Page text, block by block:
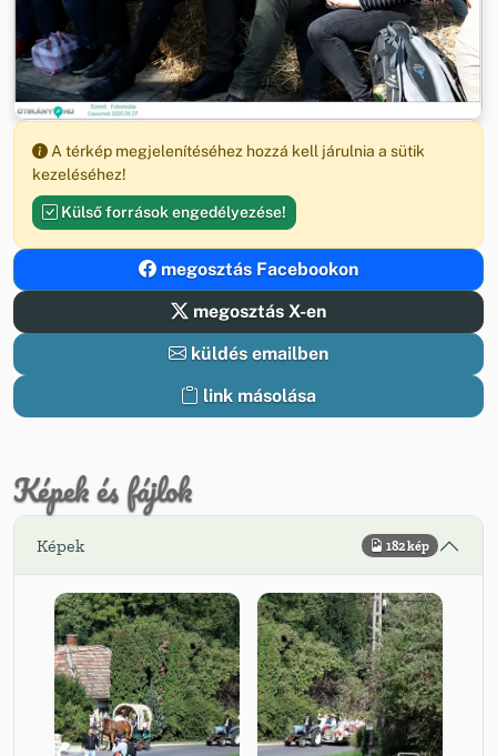
A térkép megjelenítéséhez hozzá kell járulnia a sütik
kezeléséhez!
Külső források engedélyezése!
megosztás Facebookon
megosztás X-en
küldés emailben
link másolása
Képek és fájlok
Képek 182 kép